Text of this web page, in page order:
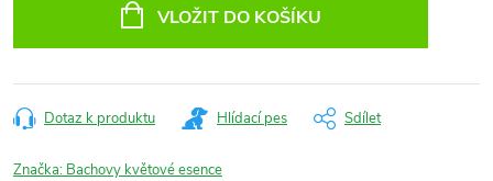
VLOŽIT DO KOŠÍKU
Dotaz k produktu Hlídací pes Sdílet
Značka: Bachovy květové esence